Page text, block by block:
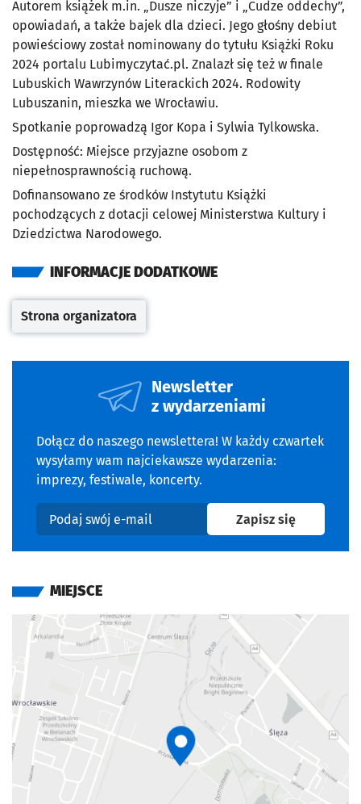
Autorem książek m.in. „Dusze niczyje” i „Cudze oddechy”,
opowiadań, a także bajek dla dzieci. Jego głośny debiut
powieściowy został nominowany do tytułu Książki Roku
2024 portalu Lubimyczytać.pl. Znalazł się też w finale
Lubuskich Wawrzynów Literackich 2024. Rodowity
Lubuszanin, mieszka we Wrocławiu.
Spotkanie poprowadzą Igor Kopa i Sylwia Tylkowska.
Dostępność: Miejsce przyjazne osobom z
niepełnosprawnością ruchową.
Dofinansowano ze środków Instytutu Książki
pochodzących z dotacji celowej Ministerstwa Kultury i
Dziedzictwa Narodowego.
INFORMACJE DODATKOWE
Otwiera się w nowej karcie
Strona organizatora
Newsletter
z wydarzeniami
Dołącz do naszego newslettera! W każdy czwartek
wysyłamy wam najciekawsze wydarzenia:
imprezy, festiwale, koncerty.
Podaj swój e-mail
Zapisz sięna
MIEJSCE